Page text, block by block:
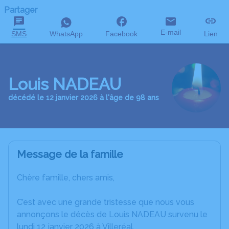
Partager
SMS WhatsApp Facebook E-mail Lien
Louis NADEAU
décédé le 12 janvier 2026 à l'âge de 98 ans
Message de la famille
Chère famille, chers amis,
C’est avec une grande tristesse que nous vous
annonçons le décès de Louis NADEAU survenu le
lundi 12 janvier 2026 à Villeréal.